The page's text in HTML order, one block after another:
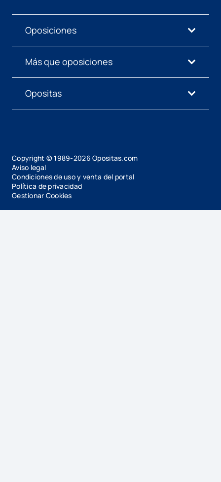
Oposiciones
Más que oposiciones
Opositas
Copyright © 1989-2026 Opositas.com
Aviso legal
Condiciones de uso y venta del portal
Política de privacidad
Gestionar Cookies